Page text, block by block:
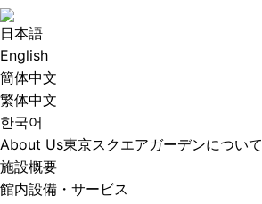
日本語
English
簡体中文
繁体中文
한국어
About Us東京スクエアガーデンについて
施設概要
館内設備・サービス